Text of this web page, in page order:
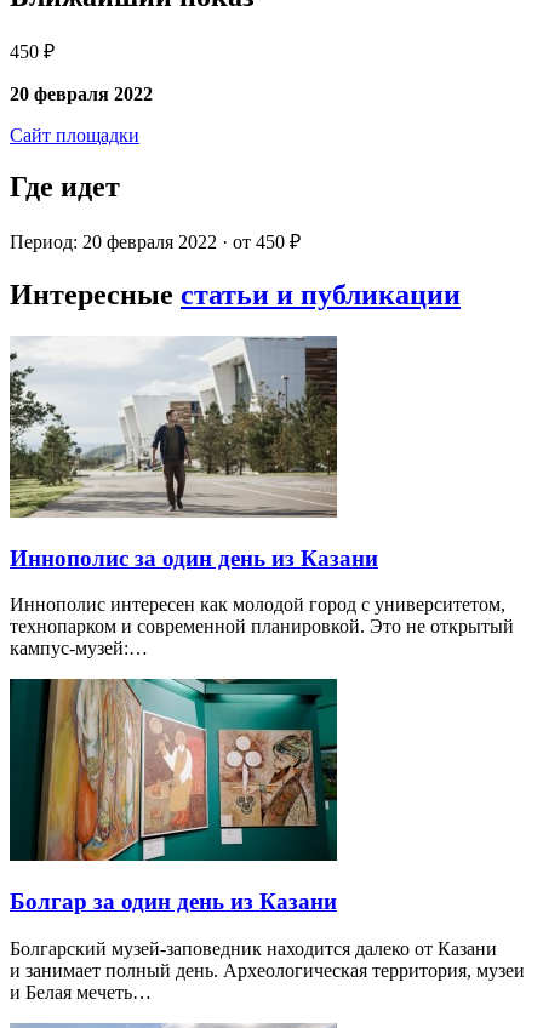
450 ₽
20 февраля 2022
Сайт площадки
Где идет
Период: 20 февраля 2022 · от 450 ₽
Интересные статьи и публикации
Иннополис за один день из Казани
Иннополис интересен как молодой город с университетом,
технопарком и современной планировкой. Это не открытый
кампус-музей:…
Болгар за один день из Казани
Болгарский музей-заповедник находится далеко от Казани
и занимает полный день. Археологическая территория, музеи
и Белая мечеть…